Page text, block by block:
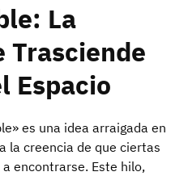
La
Trasciende
Espacio
es una idea arraigada en
la creencia de que ciertas
encontrarse. Este hilo,